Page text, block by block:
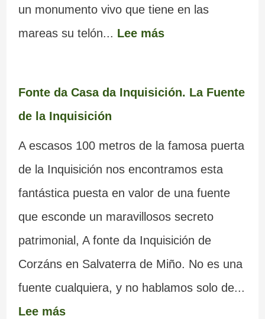
un monumento vivo que tiene en las
mareas su telón... Lee más
Fonte da Casa da Inquisición. La Fuente
de la Inquisición
A escasos 100 metros de la famosa puerta
de la Inquisición nos encontramos esta
fantástica puesta en valor de una fuente
que esconde un maravillosos secreto
patrimonial, A fonte da Inquisición de
Corzáns en Salvaterra de Miño. No es una
fuente cualquiera, y no hablamos solo de...
Lee más